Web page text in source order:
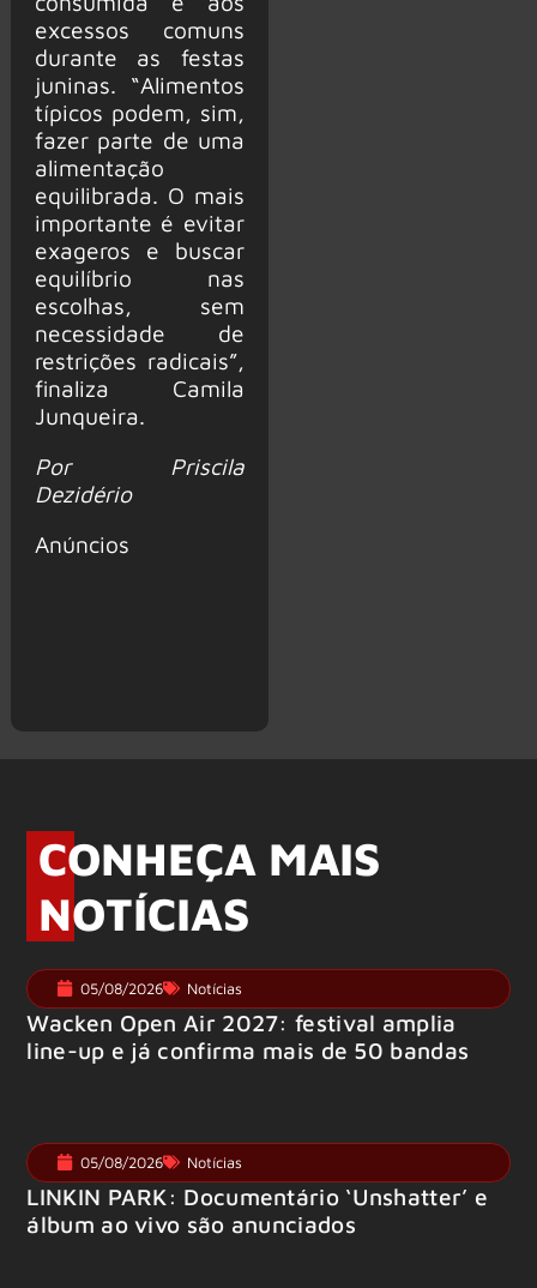
excessos comuns
durante as festas
juninas. “Alimentos
típicos podem, sim,
fazer parte de uma
alimentação
equilibrada. O mais
importante é evitar
exageros e buscar
equilíbrio nas
escolhas, sem
necessidade de
restrições radicais”,
finaliza Camila
Junqueira.
Por Priscila
Dezidério
Anúncios
CONHEÇA MAIS
NOTÍCIAS
05/08/2026 Notícias
Wacken Open Air 2027: festival amplia
line-up e já confirma mais de 50 bandas
05/08/2026 Notícias
LINKIN PARK: Documentário ‘Unshatter’ e
álbum ao vivo são anunciados